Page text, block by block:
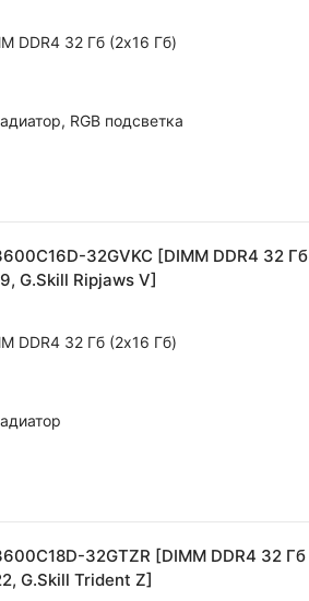
DDR4 32 Гб (2x16 Гб)
RGB подсветка
32GVKC [DIMM DDR4 32 Гб
G.Skill Ripjaws V]
DDR4 32 Гб (2x16 Гб)
32GTZR [DIMM DDR4 32 Гб
G.Skill Trident Z]